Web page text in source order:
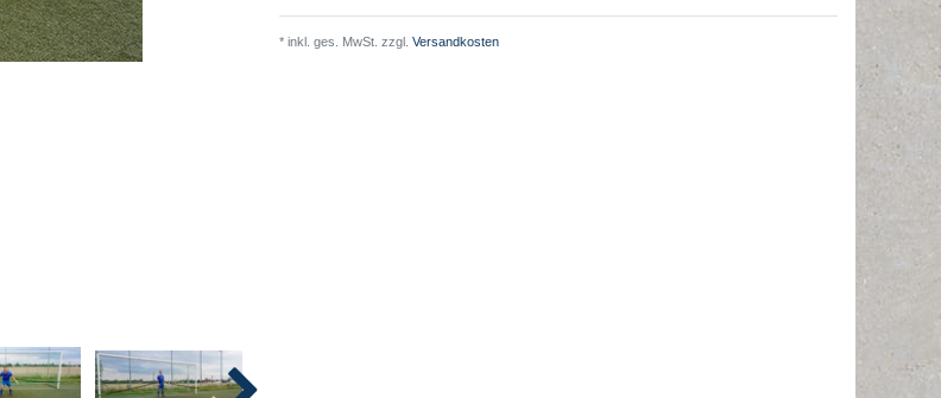
* inkl. ges. MwSt. zzgl. Versandkosten